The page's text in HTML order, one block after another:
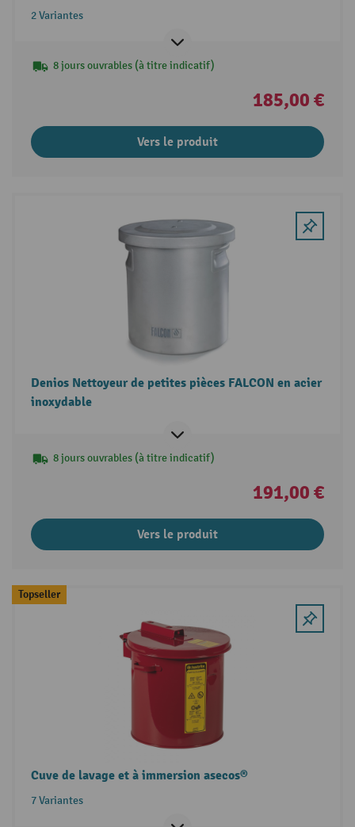
2 Variantes
8 jours ouvrables (à titre indicatif)
185,00 €
Vers le produit
Denios Nettoyeur de petites pièces FALCON en acier
inoxydable
8 jours ouvrables (à titre indicatif)
191,00 €
Vers le produit
Topseller
Cuve de lavage et à immersion asecos®
7 Variantes